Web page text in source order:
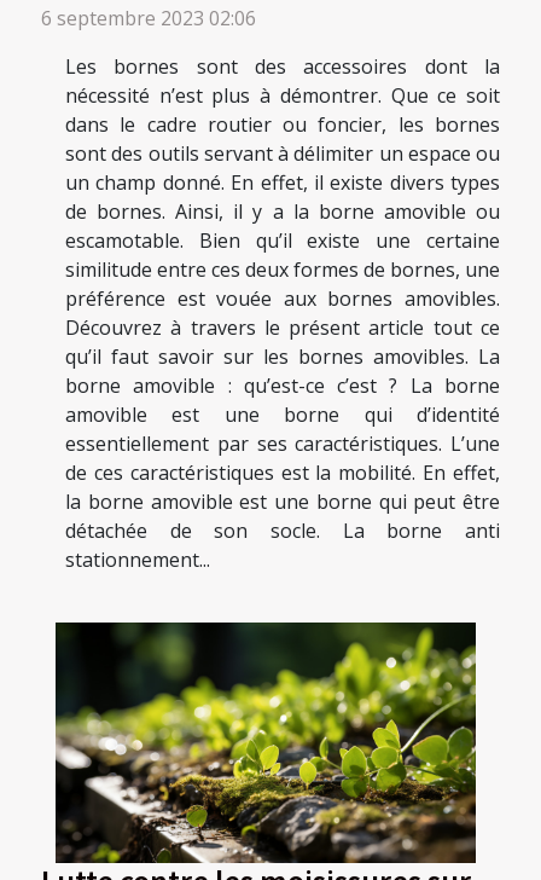
6 septembre 2023 02:06
Les bornes sont des accessoires dont la
nécessité n’est plus à démontrer. Que ce soit
dans le cadre routier ou foncier, les bornes
sont des outils servant à délimiter un espace ou
un champ donné. En effet, il existe divers types
de bornes. Ainsi, il y a la borne amovible ou
escamotable. Bien qu’il existe une certaine
similitude entre ces deux formes de bornes, une
préférence est vouée aux bornes amovibles.
Découvrez à travers le présent article tout ce
qu’il faut savoir sur les bornes amovibles. La
borne amovible : qu’est-ce c’est ? La borne
amovible est une borne qui d’identité
essentiellement par ses caractéristiques. L’une
de ces caractéristiques est la mobilité. En effet,
la borne amovible est une borne qui peut être
détachée de son socle. La borne anti
stationnement...